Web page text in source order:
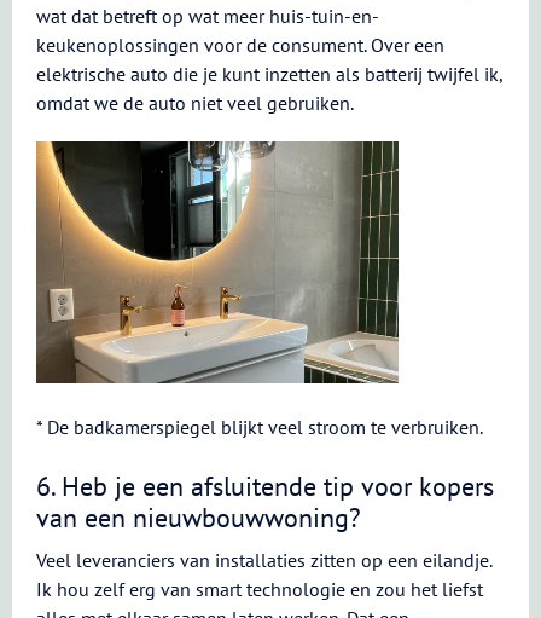
wat dat betreft op wat meer huis-tuin-en-
keukenoplossingen voor de consument. Over een
elektrische auto die je kunt inzetten als batterij twijfel ik,
omdat we de auto niet veel gebruiken.
* De badkamerspiegel blijkt veel stroom te verbruiken.
6. Heb je een afsluitende tip voor kopers
van een nieuwbouwwoning?
Veel leveranciers van installaties zitten op een eilandje.
Ik hou zelf erg van smart technologie en zou het liefst